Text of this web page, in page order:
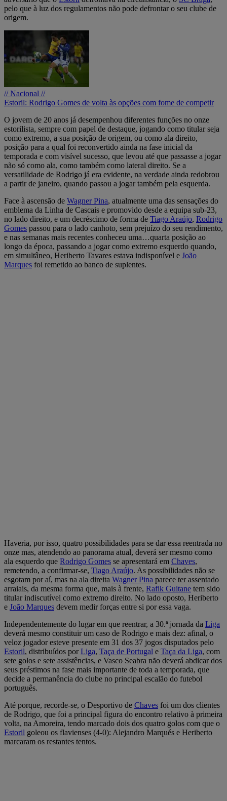
pelo que à luz dos regulamentos não pode defrontar o seu clube de
origem.
// Nacional //
Estoril: Rodrigo Gomes de volta às opções com fome de competir
O jovem de 20 anos já desempenhou diferentes funções no onze
estorilista, sempre com papel de destaque, jogando como titular seja
como extremo, a sua posição de origem, ou como ala direito,
posição para a qual foi reconvertido ainda na fase inicial da
temporada e com visível sucesso, que levou até que passasse a jogar
não só como ala, como também como lateral direito. Se a
versatilidade de Rodrigo já era evidente, na verdade ainda redobrou
a partir de janeiro, quando passou a jogar também pela esquerda.
Face à ascensão de Wagner Pina, atualmente uma das sensações do
emblema da Linha de Cascais e promovido desde a equipa sub-23,
no lado direito, e um decréscimo de forma de Tiago Araújo, Rodrigo
Gomes passou para o lado canhoto, sem prejuízo do seu rendimento,
e nas semanas mais recentes conheceu uma…quarta posição ao
longo da época, passando a jogar como extremo esquerdo quando,
em simultâneo, Heriberto Tavares estava indisponível e João
Marques foi remetido ao banco de suplentes.
Haveria, por isso, quatro possibilidades para se dar essa reentrada no
onze mas, atendendo ao panorama atual, deverá ser mesmo como
ala esquerdo que Rodrigo Gomes se apresentará em Chaves,
remetendo, a confirmar-se, Tiago Araújo. As possibilidades não se
esgotam por aí, mas na ala direita Wagner Pina parece ter assentado
arraiais, da mesma forma que, mais à frente, Rafik Guitane tem sido
titular indiscutível como extremo direito. No lado oposto, Heriberto
e João Marques devem medir forças entre si por essa vaga.
Independentemente do lugar em que reentrar, a 30.ª jornada da Liga
deverá mesmo constituir um caso de Rodrigo e mais dez: afinal, o
veloz jogador esteve presente em 31 dos 37 jogos disputados pelo
Estoril, distribuídos porLiga, Taça de Portugal e Taça da Liga, com
sete golos e sete assistências, e Vasco Seabra não deverá abdicar dos
seus préstimos na fase mais importante de toda a temporada, que
decide a permanência do clube no principal escalão do futebol
português.
Até porque, recorde-se, o Desportivo de Chaves foi um dos clientes
de Rodrigo, que foi a principal figura do encontro relativo à primeira
volta, na Amoreira, tendo marcado dois dos quatro golos com que o
Estoril goleou os flavienses (4-0): Alejandro Marqués e Heriberto
marcaram os restantes tentos.